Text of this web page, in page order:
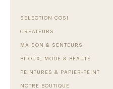
SÉLECTION COSI
CRÉATEURS
MAISON & SENTEURS
BIJOUX, MODE & BEAUTÉ
PEINTURES & PAPIER-PEINT
NOTRE BOUTIQUE